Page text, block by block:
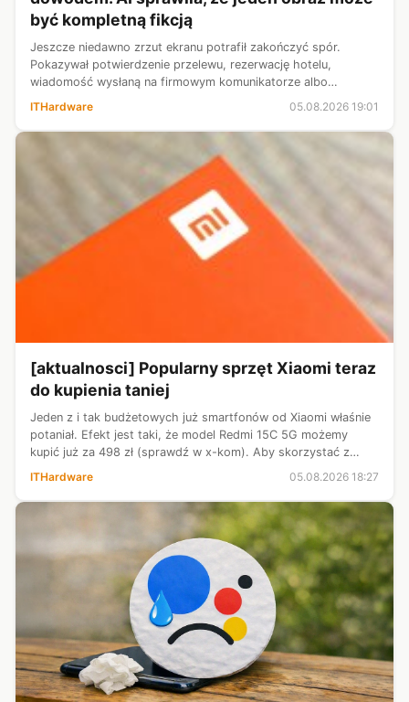
być kompletną fikcją
Jeszcze niedawno zrzut ekranu potrafił zakończyć spór.
Pokazywał potwierdzenie przelewu, rezerwację hotelu,
wiadomość wysłaną na firmowym komunikatorze albo
ITHardware 05.08.2026 19:01
[aktualnosci] Popularny sprzęt Xiaomi teraz
do kupienia taniej
Jeden z i tak budżetowych już smartfonów od Xiaomi właśnie
potaniał. Efekt jest taki, że model Redmi 15C 5G możemy
kupić już za 498 zł (sprawdź w x-kom). Aby skorzystać z
rabatu trzeba użyć kodu podanego na stronie produktu w
ITHardware 05.08.2026 18:27